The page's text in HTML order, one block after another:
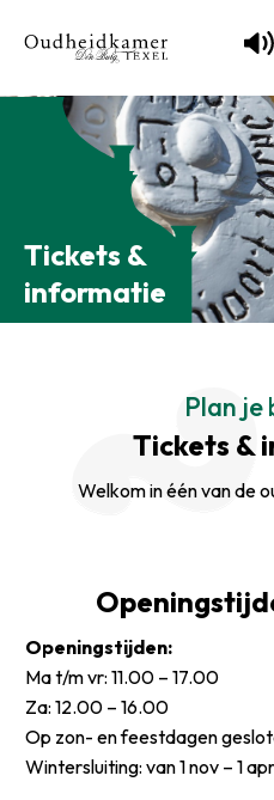
Tickets &
informatie
Plan je
Tickets &
Welkom in één van de
Openingstijden:
Ma t/m vr: 11.00 – 17.00
Za: 12.00 – 16.00
Op zon- en feestdagen
Wintersluiting: van 1 nov – 1